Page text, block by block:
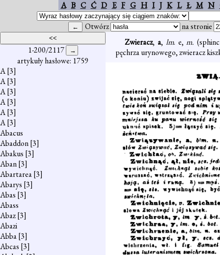
A B C Ć D E F G H I J K L Ł M N
Otwórz na stronie
1-200/2117
artykuły hasłowe: 1759
A[3]
A[3]
A[3]
A[3]
A[3]
A[3]
Abacus
Abaddon[3]
Abakus [3]
Aban[3]
Abartarea[3]
Abarys [3]
Abas [3]
Abass
Abaz[3]
Abazi
Abba[3]
Abcas [3]
Zwieracz, a, lm. e,m.
pęchrza urynowego, zwieracz